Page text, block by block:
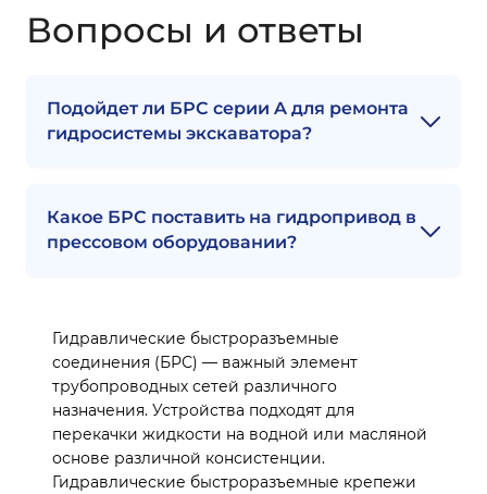
Вопросы и ответы
Подойдет ли БРС серии A для ремонта
гидросистемы экскаватора?
Какое БРС поставить на гидропривод в
прессовом оборудовании?
Гидравлические быстроразъемные
соединения (БРС) — важный элемент
трубопроводных сетей различного
назначения. Устройства подходят для
перекачки жидкости на водной или масляной
основе различной консистенции.
Гидравлические быстроразъемные крепежи